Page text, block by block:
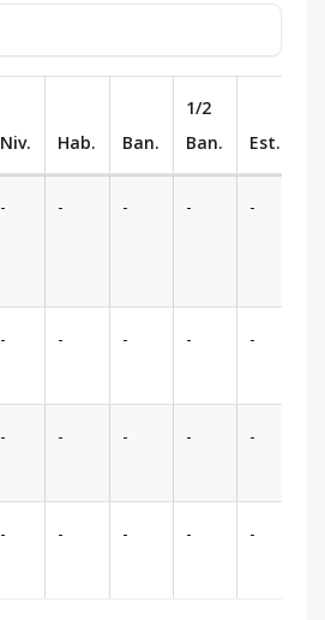
Niv. Hab. Ban.
1/2
Ban.
Est.
- - - - -
- - - - -
- - - - -
- - - - -